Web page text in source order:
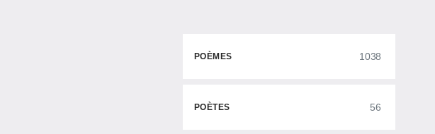
POÈMES 1038
POÈTES 56